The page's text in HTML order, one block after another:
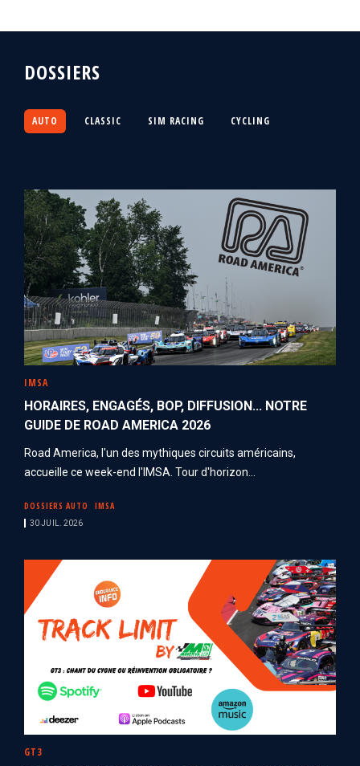
DOSSIERS
AUTO CLASSIC SIM RACING CYCLING
IMSA
HORAIRES, ENGAGÉS, BOP, DIFFUSION... NOTRE
GUIDE DE ROAD AMERICA 2026
Road America, l'un des mythiques circuits américains,
accueille ce week-end l'IMSA. Tour d'horizon...
DOSSIERS AUTO IMSA
30 JUIL. 2026
GT3